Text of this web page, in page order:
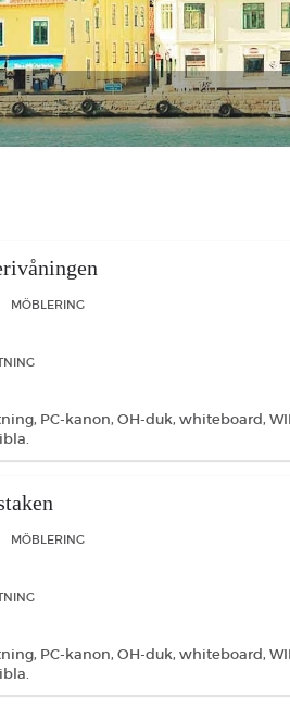
MÖBLERING
PC-kanon, OH-duk, whiteboard,
MÖBLERING
PC-kanon, OH-duk, whiteboard,